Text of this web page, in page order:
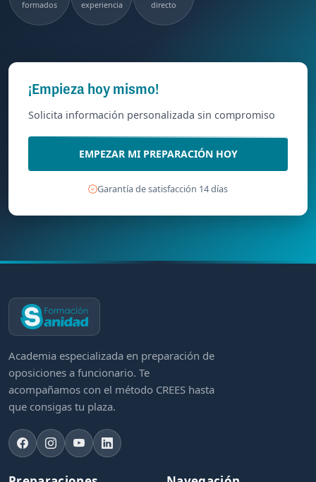
formados
experiencia
directo
¡Empieza hoy mismo!
Solicita información personalizada sin compromiso
EMPEZAR MI PREPARACIÓN HOY
Garantía de satisfacción 14 días
Academia especializada en preparación de
oposiciones a funcionario. Te
acompañamos con el método CREES hasta
que consigas tu plaza.